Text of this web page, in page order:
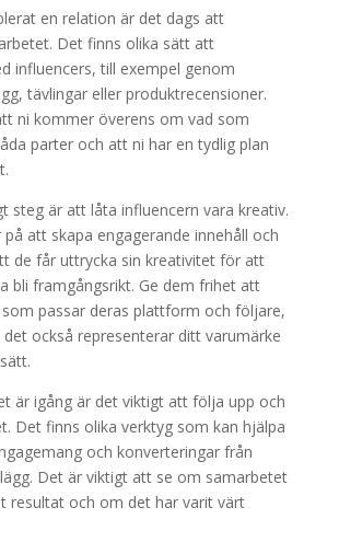
en relation är det dags att
Det finns olika sätt att
influencers, till exempel genom
tävlingar eller produktrecensioner.
ni kommer överens om vad som
parter och att ni har en tydlig plan
steg är att låta influencern vara kreativ.
att skapa engagerande innehåll och
de får uttrycka sin kreativitet för att
bli framgångsrikt. Ge dem frihet att
som passar deras plattform och följare,
också representerar ditt varumärke
är igång är det viktigt att följa upp och
Det finns olika verktyg som kan hjälpa
och konverteringar från
Det är viktigt att se om samarbetet
resultat och om det har varit värt